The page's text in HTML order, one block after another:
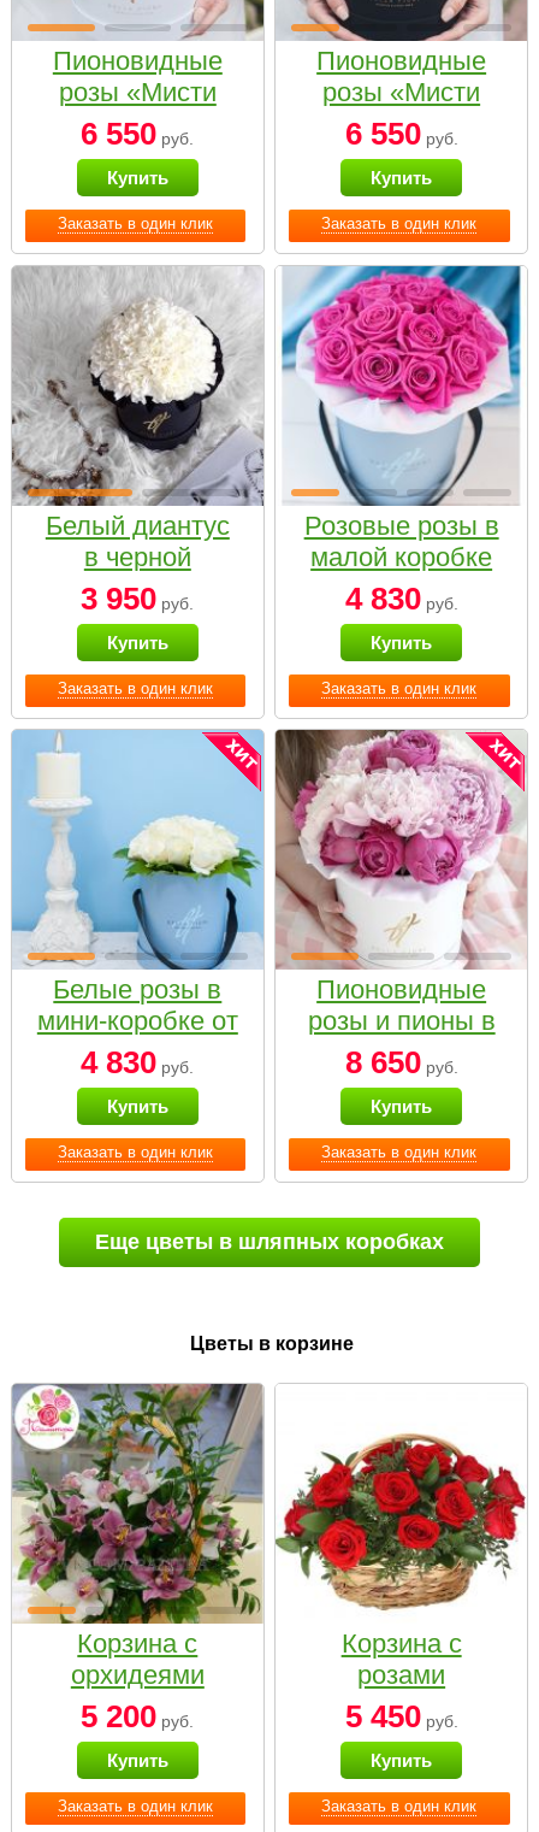
Заказать в один клик
Пионовидные
розы «Мисти
бабблс» в белой
коробке Small
6 550 руб.
Купить
Заказать в один клик
Пионовидные
розы «Мисти
бабблс» в
черной коробке
Small
6 550руб.
Купить
Заказать в один клик
Белый диантус
в черной
коробке Small
3 950 руб.
Купить
Заказать в один клик
Розовые розы в
малой коробке
4 830руб.
Купить
Заказать в один клик
Белые розы в
мини-коробке от
Bella Fiori
4 830 руб.
Купить
Заказать в один клик
Пионовидные
розы и пионы в
белой коробке
Small
8 650руб.
Купить
Еще цветы в шляпных коробках
Цветы в корзине
Заказать в один клик
Корзина с
орхидеями
малая
5 200 руб.
Купить
Заказать в один клик
Корзина с
розами
«Красный
Париж»
5 450руб.
Купить